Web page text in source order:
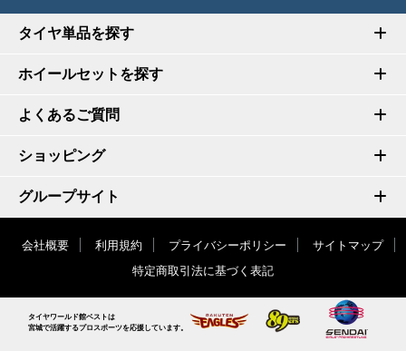
タイヤ単品を探す
ホイールセットを探す
よくあるご質問
ショッピング
グループサイト
会社概要 利用規約 プライバシーポリシー
サイトマップ
特定商取引法に基づく表記
タイヤワールド館ベストは
宮城で活躍するプロスポーツを応援しています。